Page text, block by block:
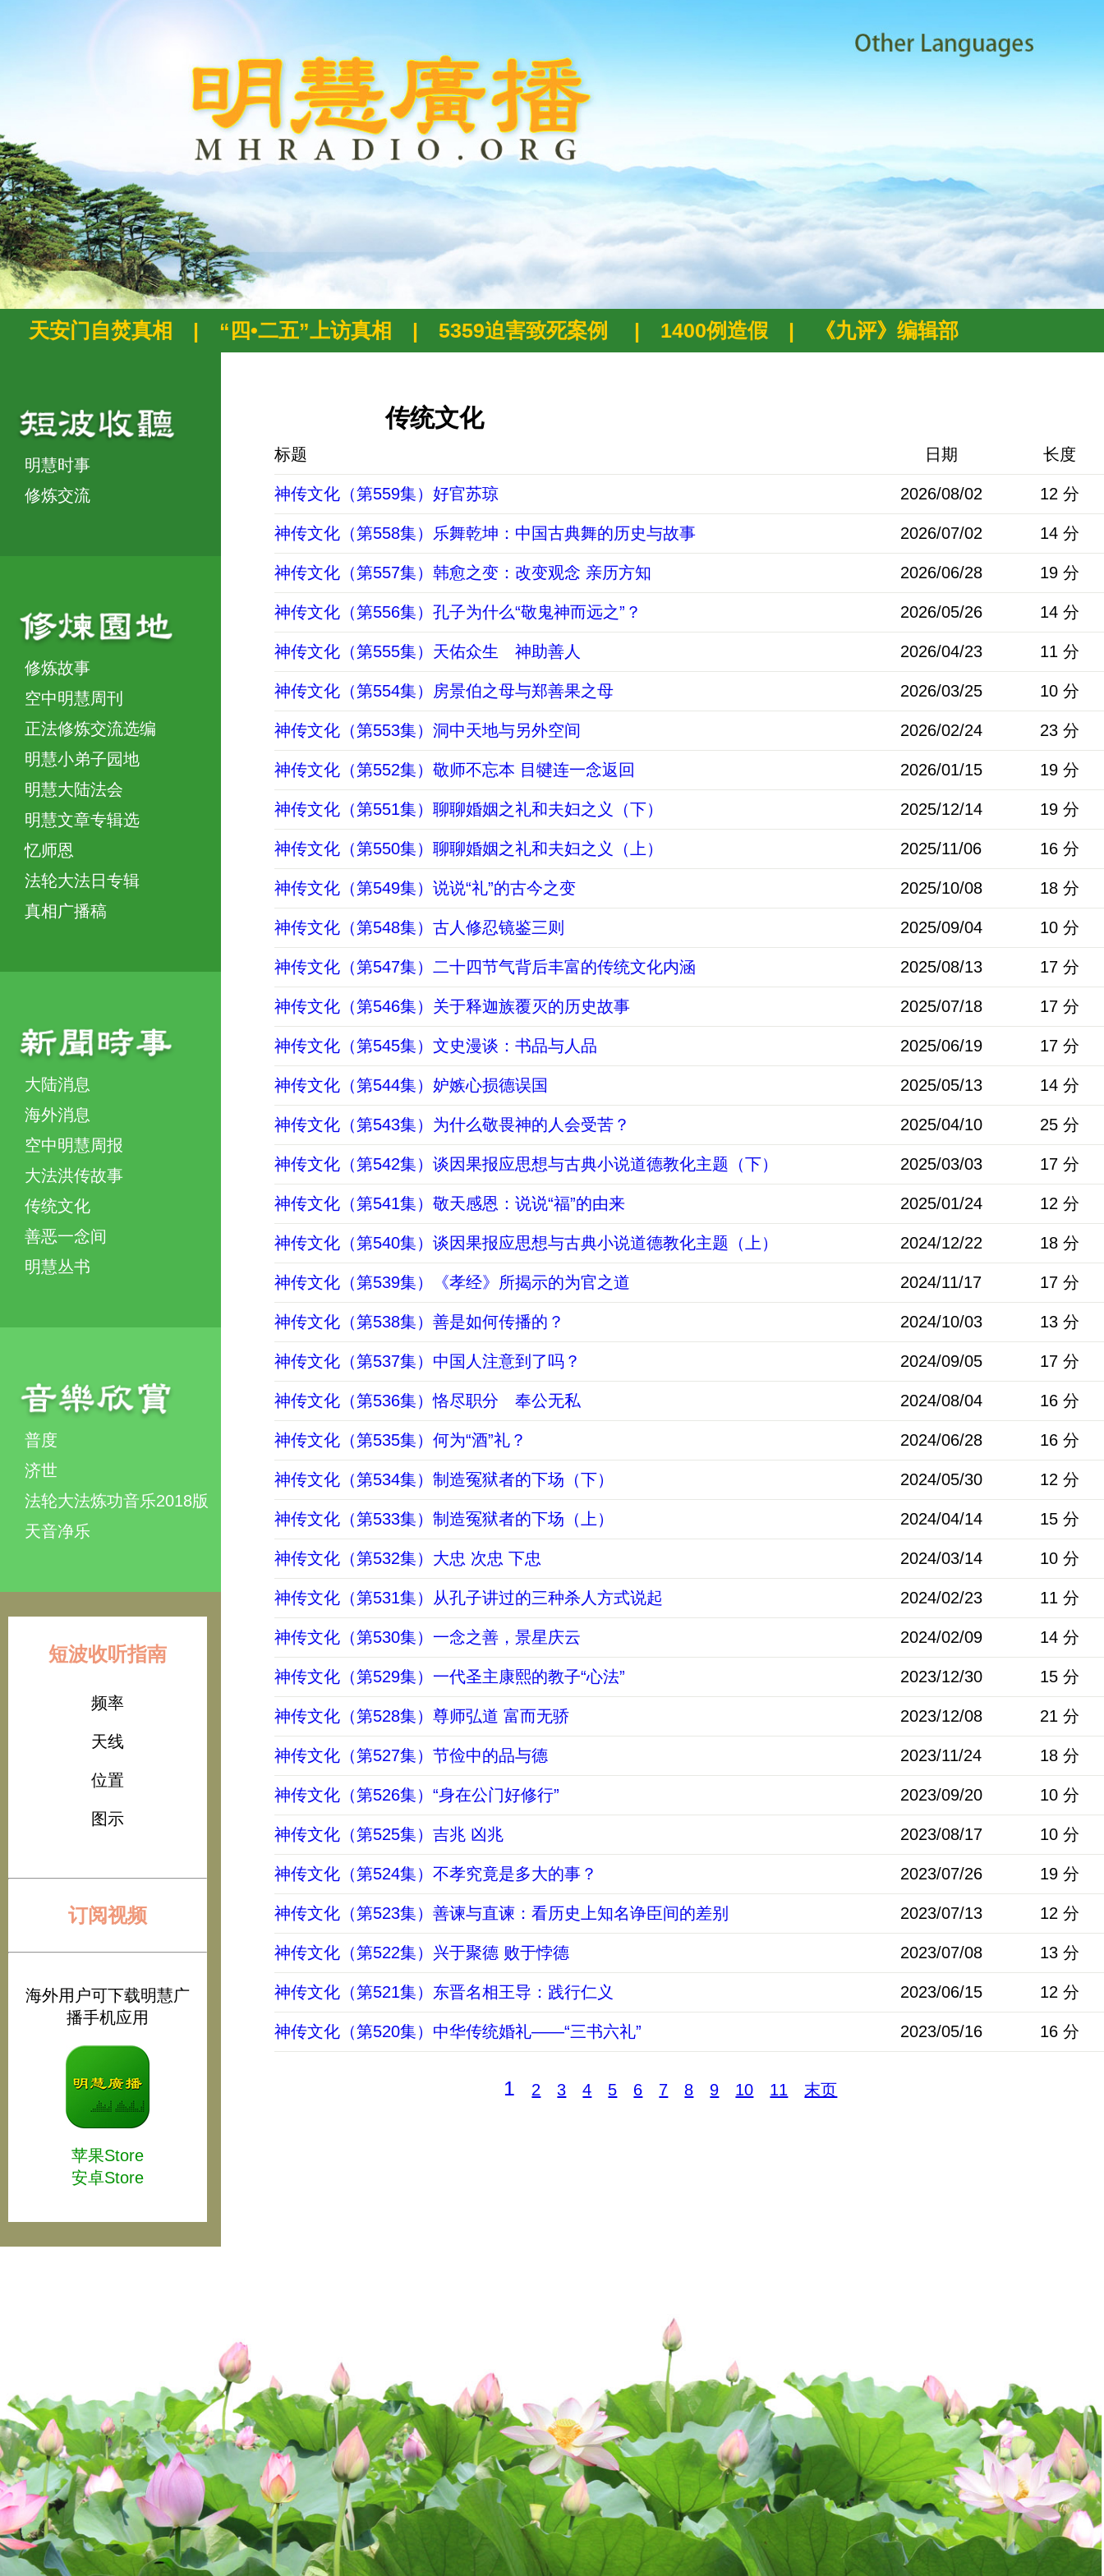
天安门自焚真相 | “四•二五”上访真相 | 5359迫害致死案例 | 1400例造假 | 《九评》编辑部
明慧时事
修炼交流
修炼故事
空中明慧周刊
正法修炼交流选编
明慧小弟子园地
明慧大陆法会
明慧文章专辑选
忆师恩
法轮大法日专辑
真相广播稿
大陆消息
海外消息
空中明慧周报
大法洪传故事
传统文化
善恶一念间
明慧丛书
普度
济世
法轮大法炼功音乐2018版
天音净乐
短波收听指南
频率
天线
位置
图示
订阅视频
海外用户可下载明慧广
播手机应用
苹果Store
安卓Store
传统文化
标题 日期 长度
神传文化（第559集）好官苏琼 2026/08/02 12 分
神传文化（第558集）乐舞乾坤：中国古典舞的历史与故事 2026/07/02 14 分
神传文化（第557集）韩愈之变：改变观念 亲历方知 2026/06/28 19 分
神传文化（第556集）孔子为什么“敬鬼神而远之”？ 2026/05/26 14 分
神传文化（第555集）天佑众生 神助善人 2026/04/23 11 分
神传文化（第554集）房景伯之母与郑善果之母 2026/03/25 10 分
神传文化（第553集）洞中天地与另外空间 2026/02/24 23 分
神传文化（第552集）敬师不忘本 目犍连一念返回 2026/01/15 19 分
神传文化（第551集）聊聊婚姻之礼和夫妇之义（下） 2025/12/14 19 分
神传文化（第550集）聊聊婚姻之礼和夫妇之义（上） 2025/11/06 16 分
神传文化（第549集）说说“礼”的古今之变 2025/10/08 18 分
神传文化（第548集）古人修忍镜鉴三则 2025/09/04 10 分
神传文化（第547集）二十四节气背后丰富的传统文化内涵 2025/08/13 17 分
神传文化（第546集）关于释迦族覆灭的历史故事 2025/07/18 17 分
神传文化（第545集）文史漫谈：书品与人品 2025/06/19 17 分
神传文化（第544集）妒嫉心损德误国 2025/05/13 14 分
神传文化（第543集）为什么敬畏神的人会受苦？ 2025/04/10 25 分
神传文化（第542集）谈因果报应思想与古典小说道德教化主题（下） 2025/03/03 17 分
神传文化（第541集）敬天感恩：说说“福”的由来 2025/01/24 12 分
神传文化（第540集）谈因果报应思想与古典小说道德教化主题（上） 2024/12/22 18 分
神传文化（第539集）《孝经》所揭示的为官之道 2024/11/17 17 分
神传文化（第538集）善是如何传播的？ 2024/10/03 13 分
神传文化（第537集）中国人注意到了吗？ 2024/09/05 17 分
神传文化（第536集）恪尽职分 奉公无私 2024/08/04 16 分
神传文化（第535集）何为“酒”礼？ 2024/06/28 16 分
神传文化（第534集）制造冤狱者的下场（下） 2024/05/30 12 分
神传文化（第533集）制造冤狱者的下场（上） 2024/04/14 15 分
神传文化（第532集）大忠 次忠 下忠 2024/03/14 10 分
神传文化（第531集）从孔子讲过的三种杀人方式说起 2024/02/23 11 分
神传文化（第530集）一念之善，景星庆云 2024/02/09 14 分
神传文化（第529集）一代圣主康熙的教子“心法” 2023/12/30 15 分
神传文化（第528集）尊师弘道 富而无骄 2023/12/08 21 分
神传文化（第527集）节俭中的品与德 2023/11/24 18 分
神传文化（第526集）“身在公门好修行” 2023/09/20 10 分
神传文化（第525集）吉兆 凶兆 2023/08/17 10 分
神传文化（第524集）不孝究竟是多大的事？ 2023/07/26 19 分
神传文化（第523集）善谏与直谏：看历史上知名诤臣间的差别 2023/07/13 12 分
神传文化（第522集）兴于聚德 败于悖德 2023/07/08 13 分
神传文化（第521集）东晋名相王导：践行仁义 2023/06/15 12 分
神传文化（第520集）中华传统婚礼——“三书六礼” 2023/05/16 16 分
1 2 3 4 5 6 7 8 9 10 11 末页